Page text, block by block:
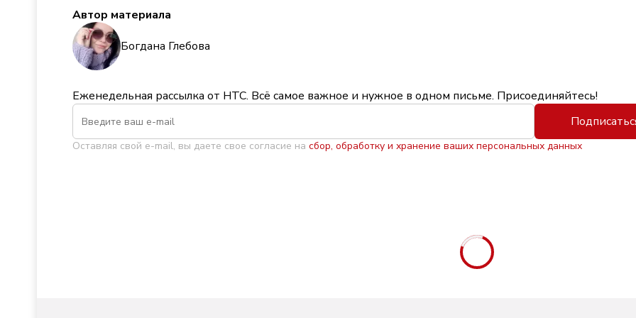
Автор материала
Богдана Глебова
Еженедельная рассылка от НТС. Всё самое важное и нужное в одном письме. Присоединяйтесь!
Оставляя свой e-mail, вы даете свое согласие на сбор, обработку и хранение ваших персональных данных